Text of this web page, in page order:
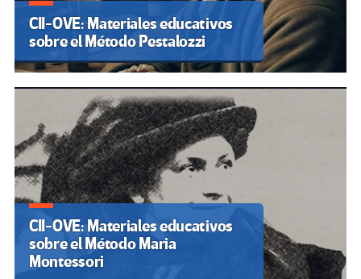
CII-OVE: Materiales educativos
sobre el Método Pestalozzi
CII-OVE: Materiales educativos
sobre el Método Maria
Montessori